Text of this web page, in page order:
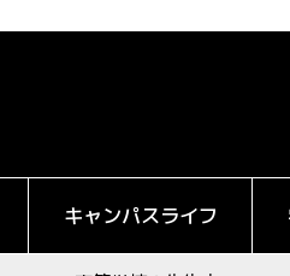
キャンパスライフ